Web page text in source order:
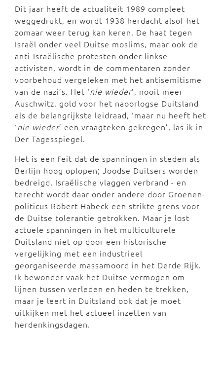
Dit jaar heeft de actualiteit 1989 compleet
weggedrukt, en wordt 1938 herdacht alsof het
zomaar weer terug kan keren. De haat tegen
Israël onder veel Duitse moslims, maar ook de
anti-Israëlische protesten onder linkse
activisten, wordt in de commentaren zonder
voorbehoud vergeleken met het antisemitisme
van de nazi’s. Het ‘nie wieder’, nooit meer
Auschwitz, gold voor het naoorlogse Duitsland
als de belangrijkste leidraad, ‘maar nu heeft het
‘nie wieder’ een vraagteken gekregen’, las ik in
Der Tagesspiegel.
Het is een feit dat de spanningen in steden als
Berlijn hoog oplopen; Joodse Duitsers worden
bedreigd, Israëlische vlaggen verbrand - en
terecht wordt daar onder andere door Groenen-
politicus Robert Habeck een strikte grens voor
de Duitse tolerantie getrokken. Maar je lost
actuele spanningen in het multiculturele
Duitsland niet op door een historische
vergelijking met een industrieel
georganiseerde massamoord in het Derde Rijk.
Ik bewonder vaak het Duitse vermogen om
lijnen tussen verleden en heden te trekken,
maar je leert in Duitsland ook dat je moet
uitkijken met het actueel inzetten van
herdenkingsdagen.